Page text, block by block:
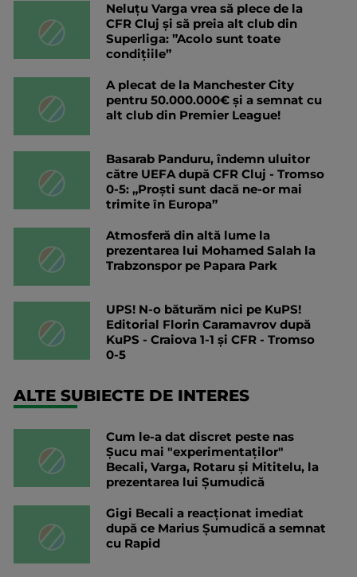
Neluțu Varga vrea să plece de la
CFR Cluj și să preia alt club din
Superliga: ”Acolo sunt toate
condițiile”
A plecat de la Manchester City
pentru 50.000.000€ și a semnat cu
alt club din Premier League!
Basarab Panduru, îndemn uluitor
către UEFA după CFR Cluj - Tromso
0-5: „Proști sunt dacă ne-or mai
trimite în Europa”
Atmosferă din altă lume la
prezentarea lui Mohamed Salah la
Trabzonspor pe Papara Park
UPS! N-o băturăm nici pe KuPS!
Editorial Florin Caramavrov după
KuPS - Craiova 1-1 și CFR - Tromso
0-5
ALTE SUBIECTE DE INTERES
Cum le-a dat discret peste nas
Șucu mai "experimentaților"
Becali, Varga, Rotaru și Mititelu, la
prezentarea lui Șumudică
Gigi Becali a reacționat imediat
după ce Marius Șumudică a semnat
cu Rapid